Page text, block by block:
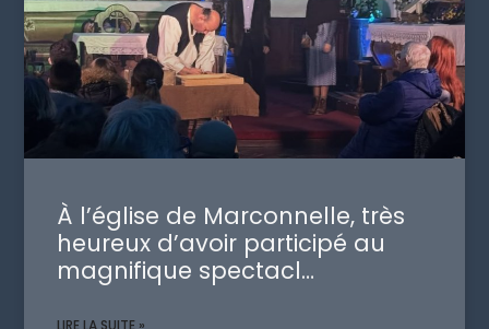
À l’église de Marconnelle, très
heureux d’avoir participé au
magnifique spectacl…